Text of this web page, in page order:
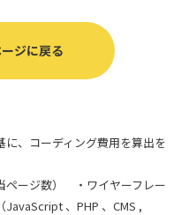
ジに戻る
、コーディング費用を算出を
ページ数） ・ワイヤーフレー
、PHP 、CMS ,